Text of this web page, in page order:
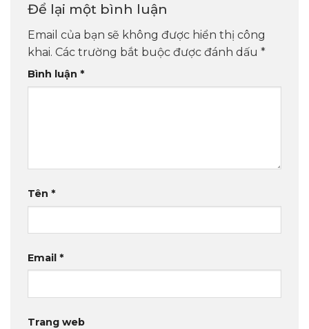
Để lại một bình luận
Email của bạn sẽ không được hiển thị công
khai. Các trường bắt buộc được đánh dấu *
Bình luận *
Tên *
Email *
Trang web